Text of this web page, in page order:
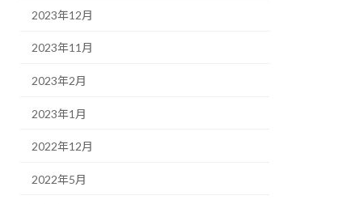
2023年12月
2023年11月
2023年2月
2023年1月
2022年12月
2022年5月